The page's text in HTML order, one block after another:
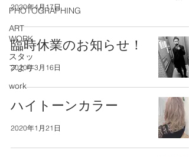
PHOTOGRAPHING
ART
WORK
スタッ
フより
work
2020年4月17日
臨時休業のお知らせ！
2020年3月16日
ハイトーンカラー
2020年1月21日